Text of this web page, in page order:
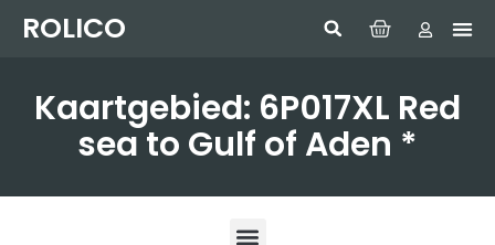
ROLICO
Kaartgebied: 6P017XL Red
sea to Gulf of Aden *